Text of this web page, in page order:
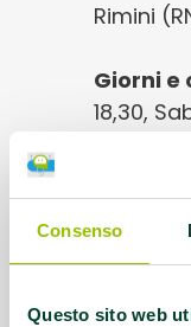
Consenso
Questo sito web
Rimini
Giorni e
18,30,
Durata